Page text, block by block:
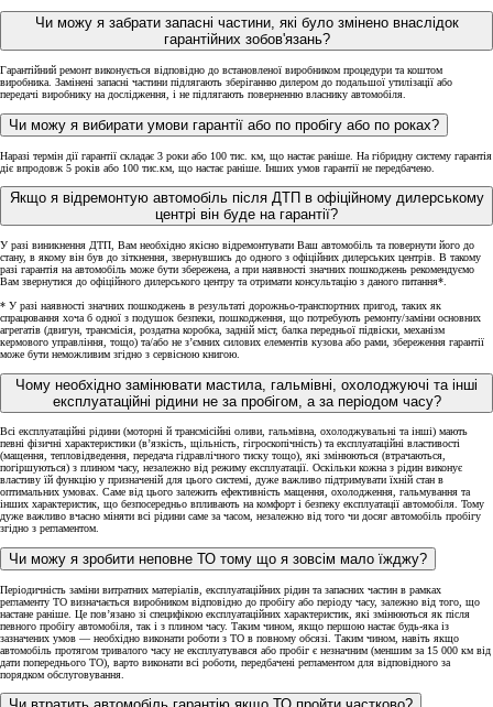
Чи можу я забрати запасні частини, які було змінено внаслідок
гарантійних зобов'язань?
Гарантійний ремонт виконується відповідно до встановленої виробником процедури та коштом
виробника. Замінені запасні частини підлягають зберіганню дилером до подальшої утилізації або
передачі виробнику на дослідження, і не підлягають поверненню власнику автомобіля.
Чи можу я вибирати умови гарантії або по пробігу або по роках?
Наразі термін дії гарантії складає 3 роки або 100 тис. км, що настає раніше. На гібридну систему гарантія
діє впродовж 5 років або 100 тис.км, що настає раніше. Інших умов гарантії не передбачено.
Якщо я відремонтую автомобіль після ДТП в офіційному дилерському
центрі він буде на гарантії?
У разі виникнення ДТП, Вам необхідно якісно відремонтувати Ваш автомобіль та повернути його до
стану, в якому він був до зіткнення, звернувшись до одного з офіційних дилерських центрів. В такому
разі гарантія на автомобіль може бути збережена, а при наявності значних пошкоджень рекомендуємо
Вам звернутися до офіційного дилерського центру та отримати консультацію з даного питання*.
* У разі наявності значних пошкоджень в результаті дорожньо-транспортних пригод, таких як
спрацювання хоча б одної з подушок безпеки, пошкодження, що потребують ремонту/заміни основних
агрегатів (двигун, трансмісія, роздатна коробка, задній міст, балка передньої підвіски, механізм
кермового управління, тощо) та/або не з’ємних силових елементів кузова або рами, збереження гарантії
може бути неможливим згідно з сервісною книгою.
Чому необхідно замінювати мастила, гальмівні, охолоджуючі та інші
експлуатаційні рідини не за пробігом, а за періодом часу?
Всі експлуатаційні рідини (моторні й трансмісійні оливи, гальмівна, охолоджувальні та інші) мають
певні фізичні характеристики (в’язкість, щільність, гігроскопічність) та експлуатаційні властивості
(мащення, тепловідведення, передача гідравлічного тиску тощо), які змінюються (втрачаються,
погіршуються) з плином часу, незалежно від режиму експлуатації. Оскільки кожна з рідин виконує
властиву їй функцію у призначеній для цього системі, дуже важливо підтримувати їхній стан в
оптимальних умовах. Саме від цього залежить ефективність мащення, охолодження, гальмування та
інших характеристик, що безпосередньо впливають на комфорт і безпеку експлуатації автомобіля. Тому
дуже важливо вчасно міняти всі рідини саме за часом, незалежно від того чи досяг автомобіль пробігу
згідно з регламентом.
Чи можу я зробити неповне ТО тому що я зовсім мало їжджу?
Періодичність заміни витратних матеріалів, експлуатаційних рідин та запасних частин в рамках
регламенту ТО визначається виробником відповідно до пробігу або періоду часу, залежно від того, що
настане раніше. Це пов’язано зі специфікою експлуатаційних характеристик, які змінюються як після
певного пробігу автомобіля, так і з плином часу. Таким чином, якщо першою настає будь-яка із
зазначених умов — необхідно виконати роботи з ТО в повному обсязі. Таким чином, навіть якщо
автомобіль протягом тривалого часу не експлуатувався або пробіг є незначним (меншим за 15 000 км від
дати попереднього ТО), варто виконати всі роботи, передбачені регламентом для відповідного за
порядком обслуговування.